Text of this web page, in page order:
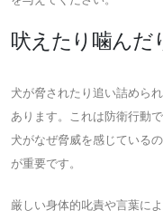
吠えたり噛んだ
犬が脅されたり追い詰めら
あります。これは防衛行動
犬がなぜ脅威を感じている
が重要です。
厳しい身体的叱責や言葉に